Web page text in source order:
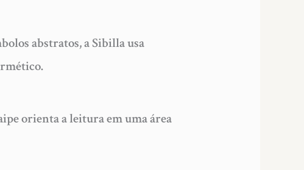
abstratos, a Sibilla usa
orienta a leitura em uma área